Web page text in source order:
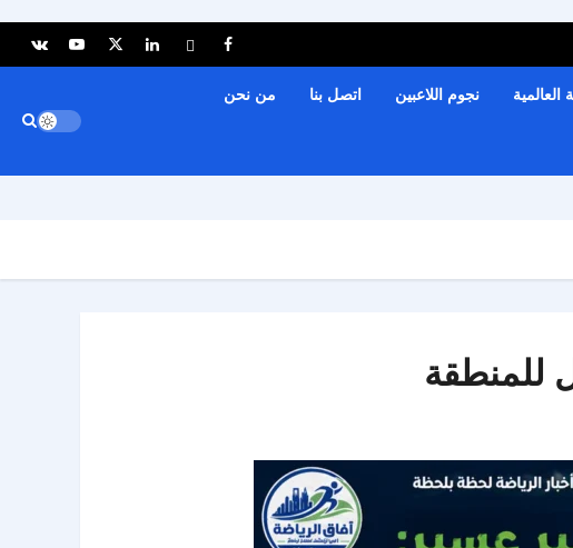
العالمية نجوم اللاعبين اتصل بنا من نحن
للمنطقة